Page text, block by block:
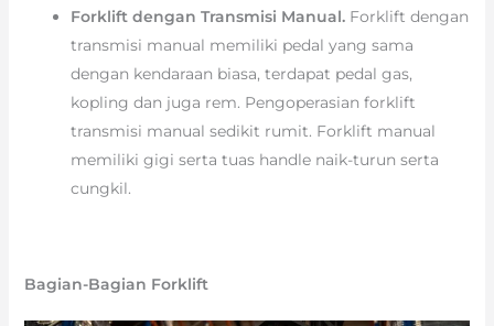
Forklift dengan Transmisi Manual.Forklift dengan
transmisi manual memiliki pedal yang sama
dengan kendaraan biasa, terdapat pedal gas,
kopling dan juga rem. Pengoperasian forklift
transmisi manual sedikit rumit. Forklift manual
memiliki gigi serta tuas handle naik-turun serta
cungkil.
Bagian-Bagian Forklift